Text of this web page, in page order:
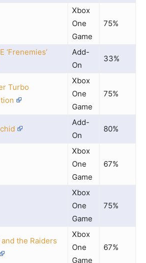
Xbox
One
Game
75%
‘Frenemies’
Add-
On
33%
Turbo
Xbox
One
Game
75%
Add-
On
80%
Xbox
One
Game
67%
Xbox
One
Game
75%
the Raiders
Xbox
One
Game
67%